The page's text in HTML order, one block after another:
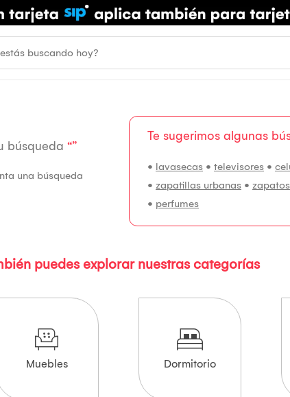
búsqueda “”
una búsqueda
Te sugerimos algunas
• lavasecas • televisores •
• zapatillas urbanas •
• perfumes
puedes explorar nuestras categorías
Muebles Dormitorio